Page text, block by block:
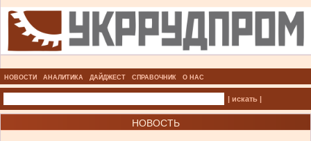
НОВОСТИ АНАЛИТИКА ДАЙДЖЕСТ СПРАВОЧНИК О НАС
| искать |
НОВОСТЬ